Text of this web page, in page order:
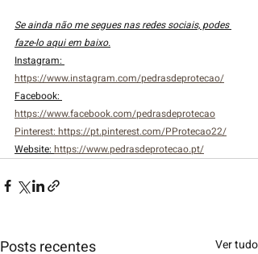
Se ainda não me segues nas redes sociais, podes
faze-lo aqui em baixo.
Instagram:
https://www.instagram.com/pedrasdeprotecao/
Facebook:
https://www.facebook.com/pedrasdeprotecao
Pinterest: https://pt.pinterest.com/PProtecao22/
Website: https://www.pedrasdeprotecao.pt/
Posts recentes Ver tudo